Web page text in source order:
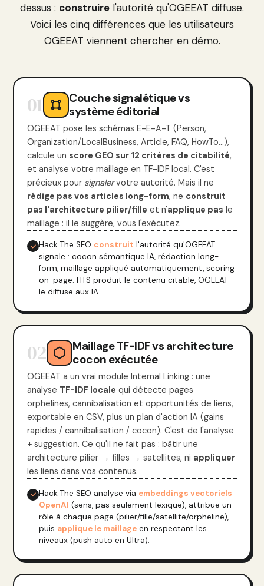
dessus : construire l'autorité qu'OGEEAT diffuse.
Voici les cinq différences que les utilisateurs
OGEEAT viennent chercher en démo.
01
Couche signalétique vs
système éditorial
OGEEAT pose les schémas E-E-A-T (Person,
Organization/LocalBusiness, Article, FAQ, HowTo…),
calcule un score GEO sur 12 critères de citabilité,
et analyse votre maillage en TF-IDF local. C'est
précieux pour signalervotre autorité. Mais il ne
rédige pas vos articles long-form, ne construit
pas l'architecture pilier/fille et n'applique pas le
maillage : il le suggère, vous l'exécutez.
Hack The SEO construit l'autorité qu'OGEEAT
signale : cocon sémantique IA, rédaction long-
form, maillage appliqué automatiquement, scoring
on-page. HTS produit le contenu citable, OGEEAT
le diffuse aux IA.
02
Maillage TF-IDF vs architecture
cocon exécutée
OGEEAT a un vrai module Internal Linking : une
analyse TF-IDF locale qui détecte pages
orphelines, cannibalisation et opportunités de liens,
exportable en CSV, plus un plan d'action IA (gains
rapides / cannibalisation / cocon). C'est de l'analyse
+ suggestion. Ce qu'il ne fait pas : bâtir une
architecture pilier → filles → satellites, ni appliquer
les liens dans vos contenus.
Hack The SEO analyse via embeddings vectoriels
OpenAI (sens, pas seulement lexique), attribue un
rôle à chaque page (pilier/fille/satellite/orpheline),
puis applique le maillage en respectant les
niveaux (push auto en Ultra).